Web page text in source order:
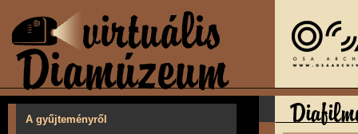
A gyűjteményről